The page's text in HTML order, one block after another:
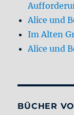
Alice und
Im Alten
Alice und
BÜCHER